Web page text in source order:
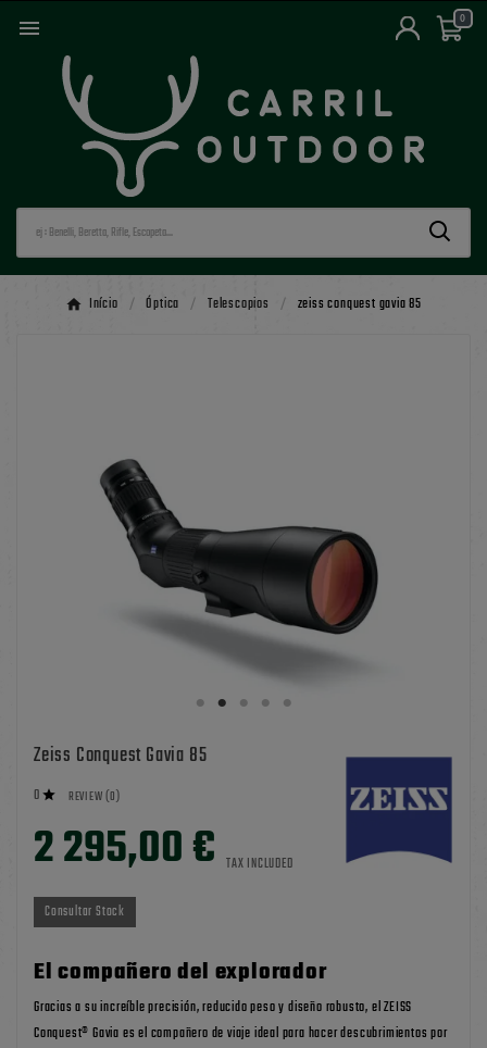
 0
Início Óptica Telescopios zeiss conquest gavia 85
Zeiss Conquest Gavia 85
0  REVIEW (0)
2 295,00 € TAX INCLUDED
Consultar Stock
El compañero del explorador
Gracias a su increíble precisión, reducido peso y diseño robusto, el ZEISS
Conquest® Gavia es el compañero de viaje ideal para hacer descubrimientos por